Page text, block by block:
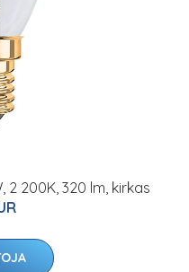
2 200K, 320 lm, kirkas